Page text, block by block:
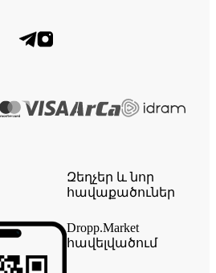
Զեղչեր և նոր
հավաքածուներ
Dropp.Market
հավելվածում